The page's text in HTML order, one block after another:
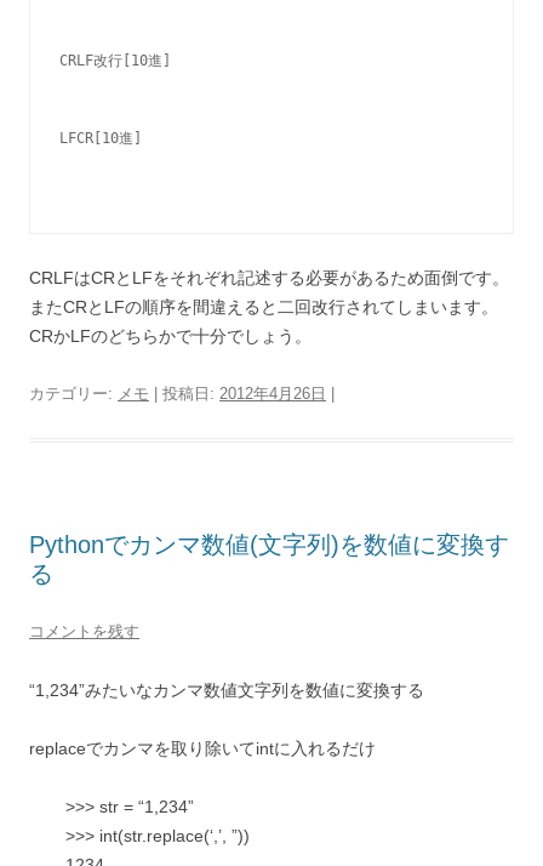
CRLF改行[10進]
LFCR[10進]
CRLFはCRとLFをそれぞれ記述する必要があるため面倒です。
またCRとLFの順序を間違えると二回改行されてしまいます。
CRかLFのどちらかで十分でしょう。
カテゴリー: メモ | 投稿日: 2012年4月26日
Pythonでカンマ数値(文字列)を数値に変換す
る
コメントを残す
“1,234”みたいなカンマ数値文字列を数値に変換する
replaceでカンマを取り除いてintに入れるだけ
>>> str = “1,234”
>>> int(str.replace(‘,’, ”))